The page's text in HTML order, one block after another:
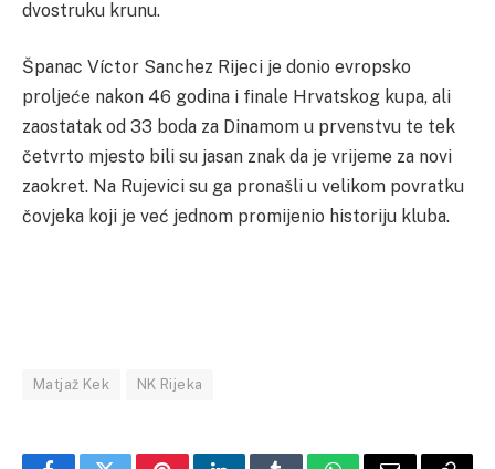
dvostruku krunu.
Španac Víctor Sanchez Rijeci je donio evropsko
proljeće nakon 46 godina i finale Hrvatskog kupa, ali
zaostatak od 33 boda za Dinamom u prvenstvu te tek
četvrto mjesto bili su jasan znak da je vrijeme za novi
zaokret. Na Rujevici su ga pronašli u velikom povratku
čovjeka koji je već jednom promijenio historiju kluba.
Matjaž Kek NK Rijeka